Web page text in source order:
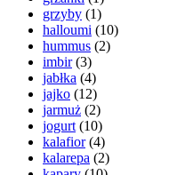
grzyby (1)
halloumi (10)
hummus (2)
imbir(3)
jabłka (4)
jajko (12)
jarmuż (2)
jogurt (10)
kalafior(4)
kalarepa (2)